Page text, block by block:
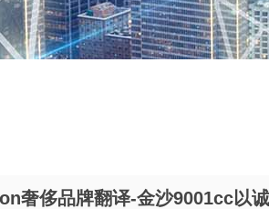
奢侈品牌翻译-金沙9001cc以